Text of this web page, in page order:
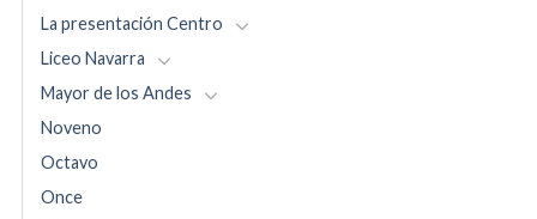
La presentación Centro
Liceo Navarra
Mayor de los Andes
Noveno
Octavo
Once